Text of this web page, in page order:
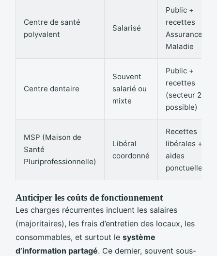
Centre de santé
polyvalent
Salarisé
Public +
recettes
Assurance
Maladie
Centre dentaire
Souvent
salarié ou
mixte
Public +
recettes
(secteur 2
possible)
MSP (Maison de
Santé
Pluriprofessionnelle)
Libéral
coordonné
Recettes
libérales +
aides
ponctuelles
Anticiper les coûts de fonctionnement
Les charges récurrentes incluent les salaires
(majoritaires), les frais d’entretien des locaux, les
consommables, et surtout le système
d’information partagé. Ce dernier, souvent sous-